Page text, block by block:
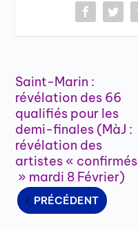
Saint-Marin :
révélation des 66
qualifiés pour les
demi-finales (MàJ :
révélation des
artistes « confirmés
» mardi 8 Février)
PRÉCÉDENT